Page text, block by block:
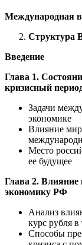
Международная
Структура
Введение
Глава 1.
кризисный
Задачи
экономике
Влияние
Место
ее будущее
Глава 2.
экономику РФ
Анализ
курс рубля в
Способы